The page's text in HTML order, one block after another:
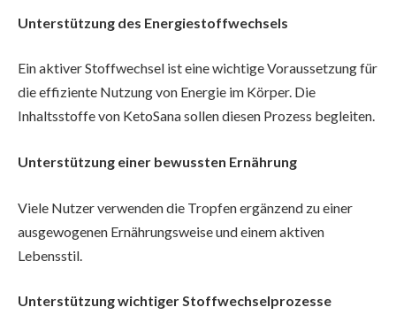
Unterstützung des Energiestoffwechsels
Ein aktiver Stoffwechsel ist eine wichtige Voraussetzung für
die effiziente Nutzung von Energie im Körper. Die
Inhaltsstoffe von KetoSana sollen diesen Prozess begleiten.
Unterstützung einer bewussten Ernährung
Viele Nutzer verwenden die Tropfen ergänzend zu einer
ausgewogenen Ernährungsweise und einem aktiven
Lebensstil.
Unterstützung wichtiger Stoffwechselprozesse